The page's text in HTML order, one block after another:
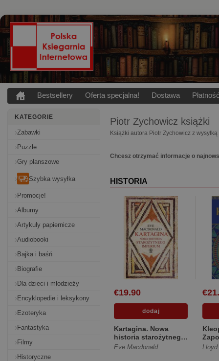
Bestsellery Oferta specjalna! Dostawa
KATEGORIE
Zabawki
Puzzle
Gry planszowe
Szybka wysyłka
Promocje!
Albumy
Artykuly papiernicze
Audiobooki
Bajka i baśń
Biografie
Dla dzieci i młodzieży
Encyklopedie i leksykony
Ezoteryka
Fantastyka
Filmy
Historyczne
Piotr Zychowicz książki
Książki autora Piotr Zychowicz z
Chcesz otrzymać informacje o
HISTORIA
€19.90
Kartagina. Nowa
historia starożytnego
imperium [Twarda]
Eve Macdonald Lloyd